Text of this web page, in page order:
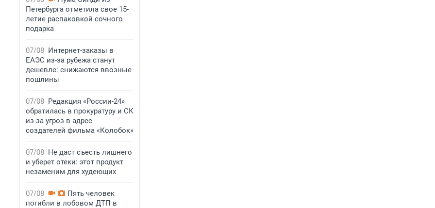
Петербурга отметила свое 15-
летие распаковкой сочного
подарка
07/08 Интернет-заказы в
ЕАЭС из-за рубежа станут
дешевле: снижаются ввозные
пошлины
07/08 Редакция «России-24»
обратилась в прокуратуру и СК
из-за угроз в адрес
создателей фильма «Колобок»
07/08 Не даст съесть лишнего
и уберет отеки: этот продукт
незаменим для худеющих
07/08
Пять человек
погибли в лобовом ДТП в